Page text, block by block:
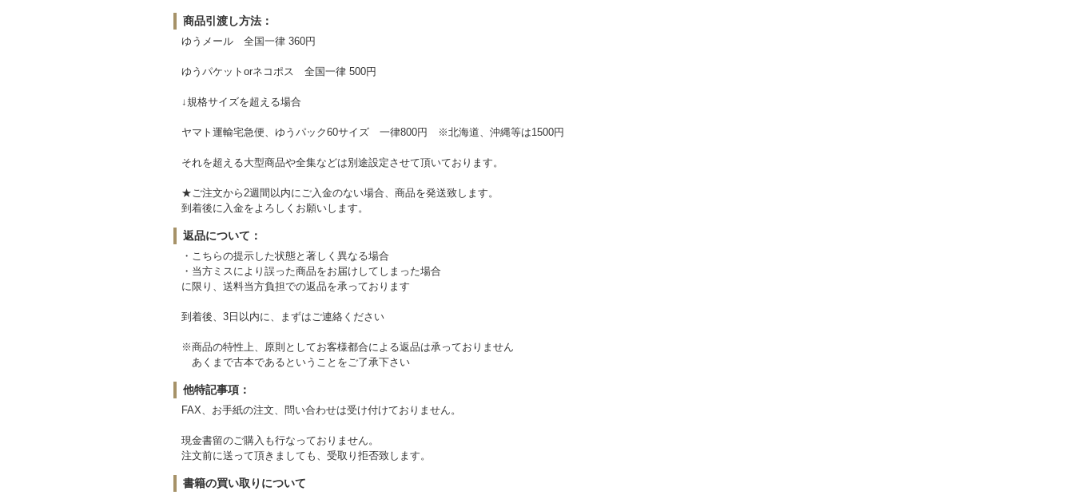
商品引渡し方法：
ゆうメール 全国一律 360円
ゆうパケットorネコポス 全国一律 500円
↓規格サイズを超える場合
ヤマト運輸宅急便、ゆうパック60サイズ 一律800円 ※北海道、沖縄等は1500円
それを超える大型商品や全集などは別途設定させて頂いております。
★ご注文から2週間以内にご入金のない場合、商品を発送致します。
到着後に入金をよろしくお願いします。
返品について：
・こちらの提示した状態と著しく異なる場合
・当方ミスにより誤った商品をお届けしてしまった場合
に限り、送料当方負担での返品を承っております
到着後、3日以内に、まずはご連絡ください
※商品の特性上、原則としてお客様都合による返品は承っておりません
あくまで古本であるということをご了承下さい
他特記事項：
FAX、お手紙の注文、問い合わせは受け付けておりません。
現金書留のご購入も行なっておりません。
注文前に送って頂きましても、受取り拒否致します。
書籍の買い取りについて